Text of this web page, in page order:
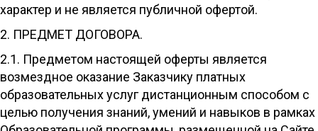
характер и не является публичной офертой.
2. ПРЕДМЕТ ДОГОВОРА.
2.1. Предметом настоящей оферты является
возмездное оказание Заказчику платных
образовательных услуг дистанционным способом с
целью получения знаний, умений и навыков в рамках